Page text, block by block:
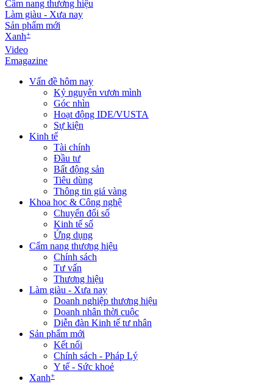
Cẩm nang thương hiệu
Làm giàu - Xưa nay
Sản phẩm mới
Xanh+
Video
Emagazine
Vấn đề hôm nay
Kỷ nguyên vươn mình
Góc nhìn
Hoạt động IDE/VUSTA
Sự kiện
Kinh tế
Tài chính
Đầu tư
Bất động sản
Tiêu dùng
Thông tin giá vàng
Khoa học & Công nghệ
Chuyển đổi số
Kinh tế số
Ứng dụng
Cẩm nang thương hiệu
Chính sách
Tư vấn
Thương hiệu
Làm giàu - Xưa nay
Doanh nghiệp thương hiệu
Doanh nhân thời cuộc
Diễn đàn Kinh tế tư nhân
Sản phẩm mới
Kết nối
Chính sách - Pháp Lý
Y tế - Sức khoẻ
Xanh+